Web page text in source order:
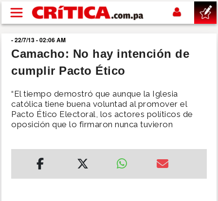
Pasar al contenido principal
buscar
SUCESOS
NACIONAL
POLÍTICA
DEPORTES
- 22/7/13 - 02:06 AM
Camacho: No hay intención de
cumplir Pacto Ético
“El tiempo demostró que aunque la Iglesia
católica tiene buena voluntad al promover el
Pacto Ético Electoral, los actores políticos de
oposición que lo firmaron nunca tuvieron